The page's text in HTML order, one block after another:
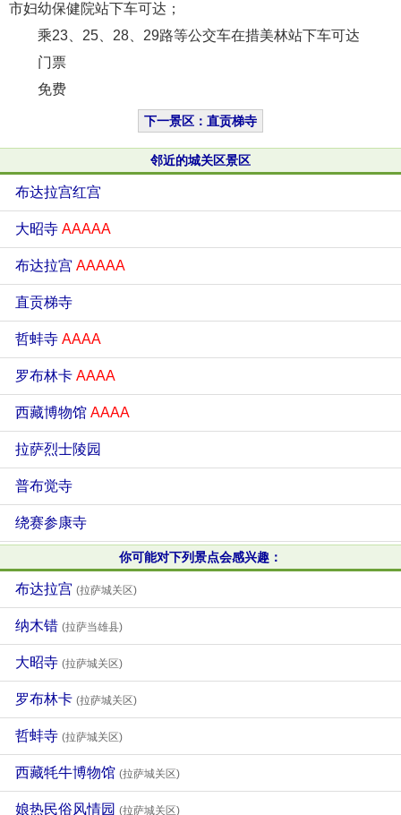
市妇幼保健院站下车可达；
乘23、25、28、29路等公交车在措美林站下车可达
门票
免费
下一景区：直贡梯寺
邻近的城关区景区
布达拉宫红宫
大昭寺 AAAAA
布达拉宫 AAAAA
直贡梯寺
哲蚌寺 AAAA
罗布林卡 AAAA
西藏博物馆 AAAA
拉萨烈士陵园
普布觉寺
绕赛参康寺
你可能对下列景点会感兴趣：
布达拉宫 (拉萨城关区)
纳木错 (拉萨当雄县)
大昭寺 (拉萨城关区)
罗布林卡 (拉萨城关区)
哲蚌寺 (拉萨城关区)
西藏牦牛博物馆 (拉萨城关区)
娘热民俗风情园 (拉萨城关区)